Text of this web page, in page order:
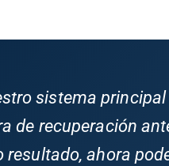
sistema
de recuperación
ahora